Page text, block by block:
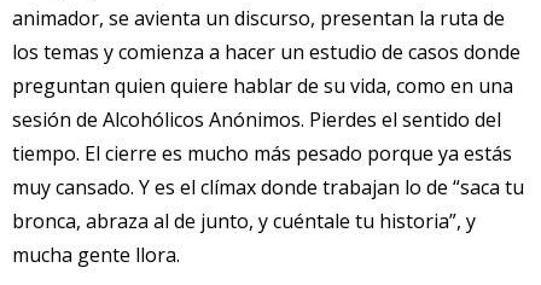
animador, se avienta un discurso, presentan la ruta de
los temas y comienza a hacer un estudio de casos donde
preguntan quien quiere hablar de su vida, como en una
sesión de Alcohólicos Anónimos. Pierdes el sentido del
tiempo. El cierre es mucho más pesado porque ya estás
muy cansado. Y es el clímax donde trabajan lo de “saca tu
bronca, abraza al de junto, y cuéntale tu historia”, y
mucha gente llora.